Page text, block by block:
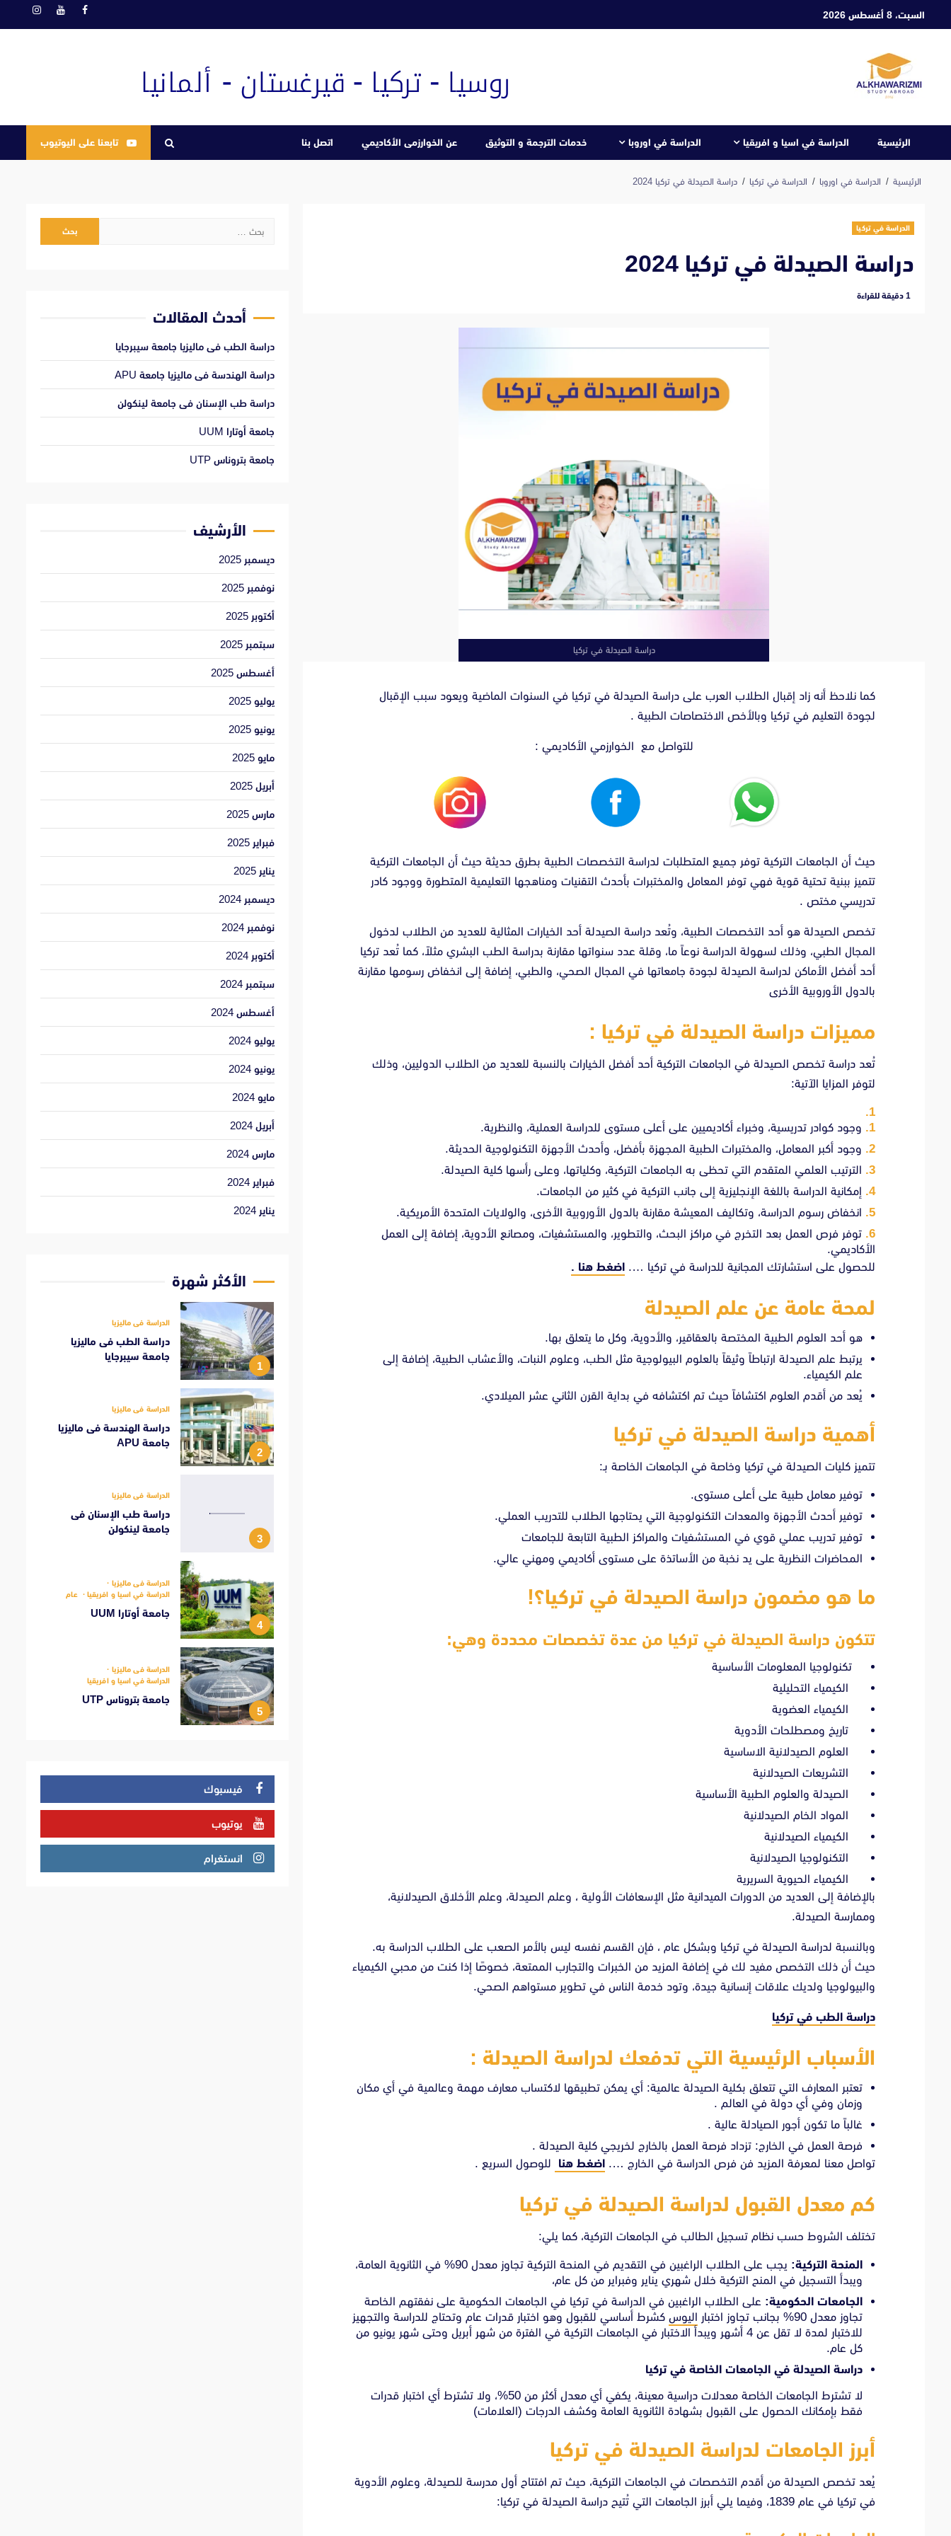
السبت، 8 أغسطس 2026 فيسبوكيوتيوب
الرئيسية الدراسة في اسيا و افريقيا الدراسة في اوروبا خدمات الترجمة و التوثيق عن الخوارزمى الأكاديمي اتصل بنا تابعنا على اليوتيوب
الرئيسية الدراسة في اوروبا الدراسة في تركيا دراسة الصيدلة في تركيا 2024
الدراسة في تركيا
دراسة الصيدلة في تركيا 2024
‫1 دقيقة للقراءة
دراسة الصيدلة في تركيا
كما نلاحظ أنه زاد إقبال الطلاب العرب على دراسة الصيدلة في تركيا في السنوات الماضية ويعود سبب الإقبال
لجودة التعليم في تركيا وبالأخص الاختصاصات الطبية .
للتواصل مع الخوارزمي الأكاديمي :
حيث أن الجامعات التركية توفر جميع المتطلبات لدراسة التخصصات الطبية بطرق حديثة حيث أن الجامعات التركية
تتميز ببنية تحتية قوية فهي توفر المعامل والمختبرات بأحدث التقنيات ومناهجها التعليمية المتطورة ووجود كادر
تدريسي مختص .
تخصص الصيدلة هو أحد التخصصات الطبية، وتُعد دراسة الصيدلة أحد الخيارات المثالية للعديد من الطلاب لدخول
المجال الطبي، وذلك لسهولة الدراسة نوعاً ما، وقلة عدد سنواتها مقارنة بدراسة الطب البشري مثلاً، كما تُعد تركيا
أحد أفضل الأماكن لدراسة الصيدلة لجودة جامعاتها في المجال الصحي، والطبي، إضافة إلى انخفاض رسومها مقارنة
بالدول الأوروبية الأخرى
مميزات دراسة الصيدلة في تركيا :
تُعد دراسة تخصص الصيدلة في الجامعات التركية أحد أفضل الخيارات بالنسبة للعديد من الطلاب الدوليين، وذلك
لتوفر المزايا الآتية:
وجود كوادر تدريسية، وخبراء أكاديميين على أعلى مستوى للدراسة العملية، والنظرية.
وجود أكبر المعامل، والمختبرات الطبية المجهزة بأفضل، وأحدث الأجهزة التكنولوجية الحديثة.
الترتيب العلمي المتقدم التي تحظى به الجامعات التركية، وكلياتها، وعلى رأسها كلية الصيدلة.
إمكانية الدراسة باللغة الإنجليزية إلى جانب التركية في كثير من الجامعات.
انخفاض رسوم الدراسة، وتكاليف المعيشة مقارنة بالدول الأوروبية الأخرى، والولايات المتحدة الأمريكية.
توفر فرص العمل بعد التخرج في مراكز البحث، والتطوير، والمستشفيات، ومصانع الأدوية، إضافة إلى العمل
الأكاديمي.
للحصول على استشارتك المجانية للدراسة في تركيا …. اضغط هنا .
لمحة عامة عن علم الصيدلة
هو أحد العلوم الطبية المختصة بالعقاقير، والأدوية، وكل ما يتعلق بها.
يرتبط علم الصيدلة ارتباطاً وثيقاً بالعلوم البيولوجية مثل الطب، وعلوم النبات، والأعشاب الطبية، إضافة إلى
علم الكيمياء.
يُعد من أقدم العلوم اكتشافاً حيث تم اكتشافه في بداية القرن الثاني عشر الميلادي.
أهمية دراسة الصيدلة في تركيا
تتميز كليات الصيدلة في تركيا وخاصة في الجامعات الخاصة بـ:
توفير معامل طبية على أعلى مستوى.
توفير أحدث الأجهزة والمعدات التكنولوجية التي يحتاجها الطلاب للتدريب العملي.
توفير تدريب عملي قوي في المستشفيات والمراكز الطبية التابعة للجامعات
المحاضرات النظرية على يد نخبة من الأساتذة على مستوى أكاديمي ومهني عالي.
ما هو مضمون دراسة الصيدلة في تركيا؟!
تتكون دراسة الصيدلة في تركيا من عدة تخصصات محددة وهي:
تكنولوجيا المعلومات الأساسية
الكيمياء التحليلية
الكيمياء العضوية
تاريخ ومصطلحات الأدوية
العلوم الصيدلانية الاساسية
التشريعات الصيدلانية
الصيدلة والعلوم الطبية الأساسية
المواد الخام الصيدلانية
الكيمياء الصيدلانية
التكنولوجيا الصيدلانية
الكيمياء الحيوية السريرية
بالإضافة إلى العديد من الدورات الميدانية مثل الإسعافات الأولية ، وعلم الصيدلة، وعلم الأخلاق الصيدلانية،
وممارسة الصيدلة.
وبالنسبة لدراسة الصيدلة في تركيا وبشكل عام ، فإن القسم نفسه ليس بالأمر الصعب على الطلاب الدراسة به.
حيث أن ذلك التخصص مفيد لك في إضافة المزيد من الخبرات والتجارب الممتعة، خصوصًا إذا كنت من محبي الكيمياء
والبيولوجيا ولديك علاقات إنسانية جيدة، وتود خدمة الناس في تطوير مستواهم الصحي.
دراسة الطب في تركيا
الأسباب الرئيسية التي تدفعك لدراسة الصيدلة :
تعتبر المعارف التي تتعلق بكلية الصيدلة عالمية: أي يمكن تطبيقها لاكتساب معارف مهمة وعالمية في أي مكان
وزمان وفي أي دولة في العالم .
غالباً ما تكون أجور الصيادلة عالية .
فرصة العمل في الخارج: تزداد فرصة العمل بالخارج لخريجي كلية الصيدلة .
تواصل معنا لمعرفة المزيد فن فرص الدراسة في الخارج …. اضغط هنا للوصول السريع .
كم معدل القبول لدراسة الصيدلة في تركيا
تختلف الشروط حسب نظام تسجيل الطالب في الجامعات التركية، كما يلي:
المنحة التركية:
يجب على الطلاب الراغبين في التقديم في المنحة التركية تجاوز معدل 90% في الثانوية العامة،
ويبدأ التسجيل في المنح التركية خلال شهري يناير وفبراير من كل عام،
الجامعات الحكومية: على الطلاب الراغبين في الدراسة في تركيا في الجامعات الحكومية على نفقتهم الخاصة
تجاوز معدل 90% بجانب تجاوز اختبار
اليوس كشرط أساسي للقبول وهو اختبار قدرات عام وتحتاج للدراسة والتجهيز
للاختبار لمدة لا تقل عن 4 أشهر ويبدأ الاختبار في الجامعات التركية في الفترة من شهر أبريل وحتى شهر يونيو من
كل عام.
دراسة الصيدلة في الجامعات الخاصة في تركيا
لا تشترط الجامعات الخاصة معدلات دراسية معينة، يكفي أي معدل أكثر من 50%، ولا تشترط أي اختبار قدرات
فقط بإمكانك الحصول على القبول بشهادة الثانوية العامة وكشف الدرجات (العلامات)
أبرز الجامعات لدراسة الصيدلة في تركيا
يُعد تخصص الصيدلة من أقدم التخصصات في الجامعات التركية، حيث تم افتتاح أول مدرسة للصيدلة، وعلوم الأدوية
في تركيا في عام 1839، وفيما يلي أبرز الجامعات التي تُتيح دراسة الصيدلة في تركيا:
البحث
أحدث المقالات
دراسة الطب فى ماليزيا جامعة سيبرجايا
دراسة الهندسة فى ماليزيا جامعة APU
دراسة طب الإسنان فى جامعة لينكولن
جامعة أوتارا UUM
جامعة بتروناس UTP
الأرشيف
ديسمبر 2025
نوفمبر 2025
أكتوبر 2025
سبتمبر 2025
أغسطس 2025
يوليو 2025
يونيو 2025
مايو 2025
أبريل 2025
مارس 2025
فبراير 2025
يناير 2025
ديسمبر 2024
نوفمبر 2024
أكتوبر 2024
سبتمبر 2024
أغسطس 2024
يوليو 2024
يونيو 2024
مايو 2024
أبريل 2024
مارس 2024
فبراير 2024
يناير 2024
الأكثر شهرة
1
الدراسة فى ماليزيا
دراسة الطب فى ماليزيا
جامعة سيبرجايا
2
الدراسة فى ماليزيا
دراسة الهندسة فى ماليزيا
جامعة APU
3
الدراسة فى ماليزيا
دراسة طب الإسنان فى
جامعة لينكولن
4
الدراسة فى ماليزيا
الدراسة في اسيا و افريقيا
عام
جامعة أوتارا UUM
5
الدراسة فى ماليزيا
الدراسة في اسيا و افريقيا
جامعة بتروناس UTP
فيسبوك
يوتيوب
انستغرام